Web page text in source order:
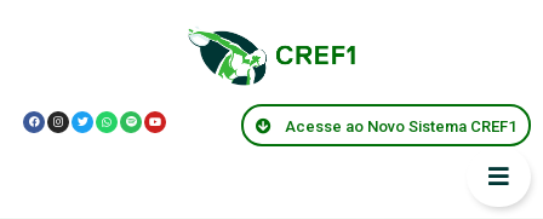
Acesse ao Novo Sistema CREF1